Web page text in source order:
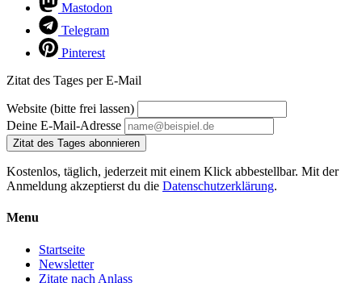
Mastodon
Telegram
Pinterest
Zitat des Tages per E-Mail
Website (bitte frei lassen)
Deine E-Mail-Adresse
Zitat des Tages abonnieren
Kostenlos, täglich, jederzeit mit einem Klick abbestellbar. Mit der
Anmeldung akzeptierst du die Datenschutzerklärung.
Menu
Startseite
Newsletter
Zitate nach Anlass